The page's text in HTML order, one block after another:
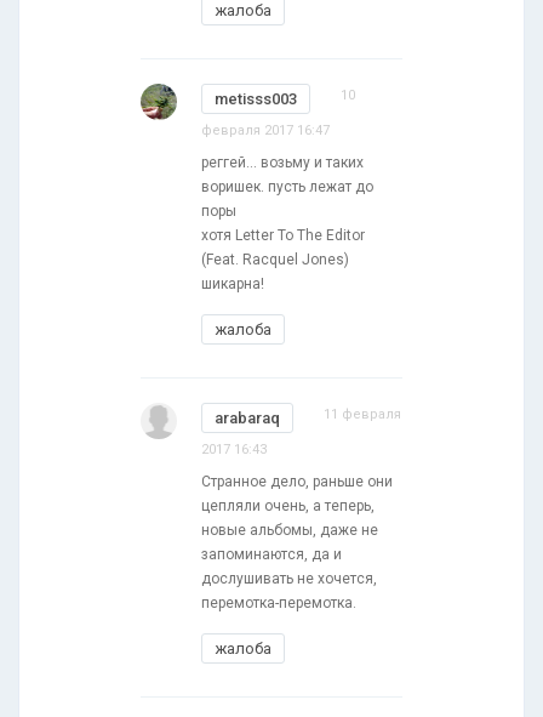
жалоба
metisss003 10
февраля 2017 16:47
реггей... возьму и таких
воришек. пусть лежат до
поры
хотя Letter To The Editor
(Feat. Racquel Jones)
шикарна!
жалоба
arabaraq 11 февраля
2017 16:43
Странное дело, раньше они
цепляли очень, а теперь,
новые альбомы, даже не
запоминаются, да и
дослушивать не хочется,
перемотка-перемотка.
жалоба